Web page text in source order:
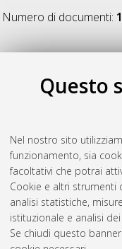
Questo
Nel nostro sito
funzionamento, sia
facoltativi che potrai
Cookie e altri
analisi statistiche,
istituzionale e analisi
Se chiudi questo
Numero di documenti: 1
S
Sapia, Vincenzo
electromagnetic data
,
Università di
Ciclo. DOI 10.6092/
Questa lista e'